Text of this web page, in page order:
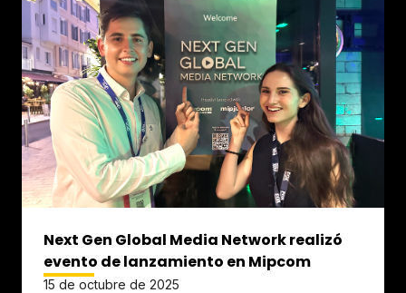
Next Gen Global Media Network realizó
evento de lanzamiento en Mipcom
15 de octubre de 2025